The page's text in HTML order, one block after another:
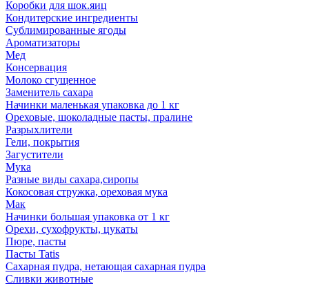
Коробки для шок.яиц
Кондитерские ингредиенты
Сублимированные ягоды
Ароматизаторы
Мед
Консервация
Молоко сгущенное
Заменитель сахара
Начинки маленькая упаковка до 1 кг
Ореховые, шоколадные пасты, пралине
Разрыхлители
Гели, покрытия
Загустители
Мука
Разные виды сахара,сиропы
Кокосовая стружка, ореховая мука
Мак
Начинки большая упаковка от 1 кг
Орехи, сухофрукты, цукаты
Пюре, пасты
Пасты Tatis
Сахарная пудра, нетающая сахарная пудра
Сливки животные